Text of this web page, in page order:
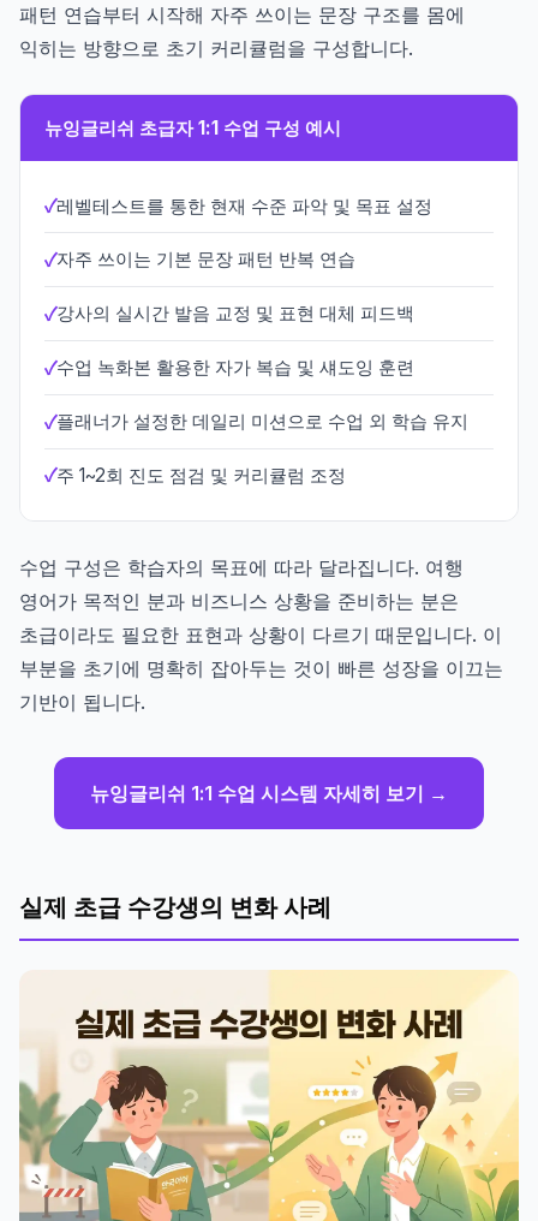
패턴 연습부터 시작해 자주 쓰이는 문장 구조를 몸에
익히는 방향으로 초기 커리큘럼을 구성합니다.
뉴잉글리쉬 초급자 1:1 수업 구성 예시
레벨테스트를 통한 현재 수준 파악 및 목표 설정
자주 쓰이는 기본 문장 패턴 반복 연습
강사의 실시간 발음 교정 및 표현 대체 피드백
수업 녹화본 활용한 자가 복습 및 섀도잉 훈련
플래너가 설정한 데일리 미션으로 수업 외 학습 유지
주 1~2회 진도 점검 및 커리큘럼 조정
수업 구성은 학습자의 목표에 따라 달라집니다. 여행
영어가 목적인 분과 비즈니스 상황을 준비하는 분은
초급이라도 필요한 표현과 상황이 다르기 때문입니다. 이
부분을 초기에 명확히 잡아두는 것이 빠른 성장을 이끄는
기반이 됩니다.
뉴잉글리쉬 1:1 수업 시스템 자세히 보기 →
실제 초급 수강생의 변화 사례